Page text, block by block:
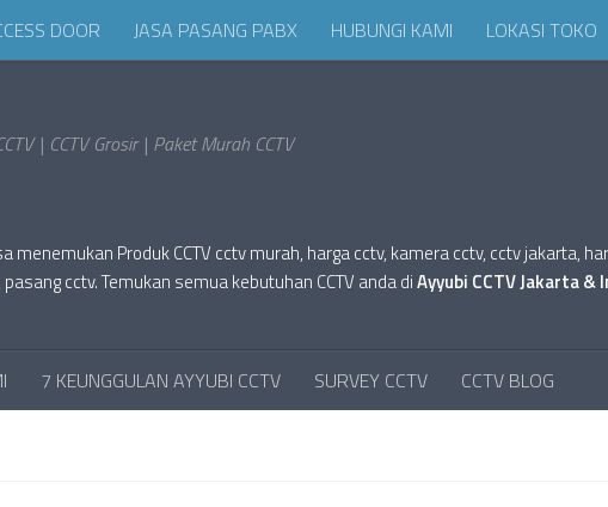
DOOR JASA PASANG PABX HUBUNGI KAMI LOKASI TOKO
| CCTV Grosir | Paket Murah CCTV
menemukan Produk CCTV cctv murah, harga cctv, kamera cctv, cctv jakarta,
cctv. Temukan semua kebutuhan CCTV anda diAyyubi CCTV Jakarta &
7 KEUNGGULAN AYYUBI CCTV SURVEY CCTV CCTV BLOG